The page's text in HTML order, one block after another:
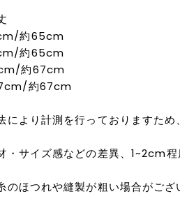
約65cm
約65cm
約67cm
約67cm
より計測を行っておりますため
サイズ感などの差異、1~2cm
ほつれや縫製が粗い場合がござ